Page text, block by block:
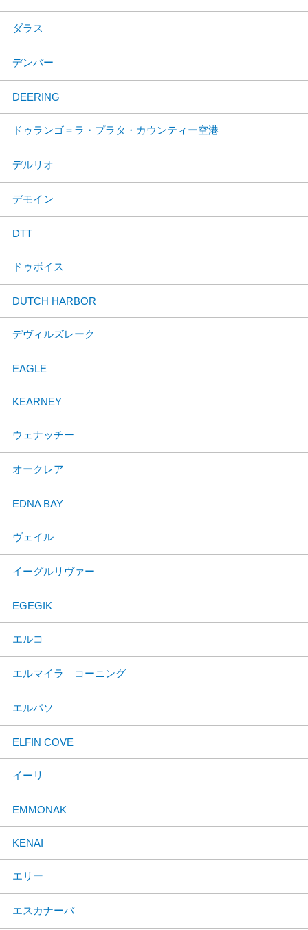
ダラス
デンバー
DEERING
ドゥランゴ＝ラ・プラタ・カウンティー空港
デルリオ
デモイン
DTT
ドゥボイス
DUTCH HARBOR
デヴィルズレーク
EAGLE
KEARNEY
ウェナッチー
オークレア
EDNA BAY
ヴェイル
イーグルリヴァー
EGEGIK
エルコ
エルマイラ コーニング
エルパソ
ELFIN COVE
イーリ
EMMONAK
KENAI
エリー
エスカナーバ